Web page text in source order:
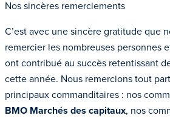
Nos sincères remerciements
C’est avec une sincère gratitude que
remercier les nombreuses personnes
ont contribué au succès retentissant
cette année. Nous remercions tout
principaux commanditaires : nos
BMO Marchés des capitaux, nos